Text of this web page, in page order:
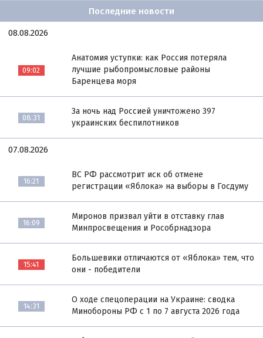
Последние новости
08.08.2026
09:02
Анатомия уступки: как Россия потеряла
лучшие рыбопромысловые районы
Баренцева моря
08:31
За ночь над Россией уничтожено 397
украинских беспилотников
07.08.2026
16:21
ВС РФ рассмотрит иск об отмене
регистрации «Яблока» на выборы в Госдуму
16:09
Миронов призвал уйти в отставку глав
Минпросвещения и Рособрнадзора
15:41
Большевики отличаются от «Яблока» тем, что
они - победители
14:31
О ходе спецоперации на Украине: сводка
Минобороны РФ с 1 по 7 августа 2026 года